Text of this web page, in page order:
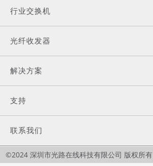
行业交换机
光纤收发器
解决方案
支持
联系我们
©2024 深圳市光路在线科技有限公司 版权所有